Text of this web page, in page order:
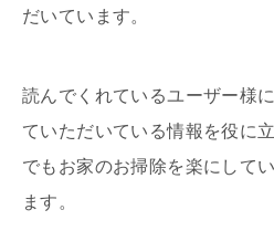
だいています。
読んでくれているユーザー様
ていただいている情報を役に
でもお家のお掃除を楽にして
ます。